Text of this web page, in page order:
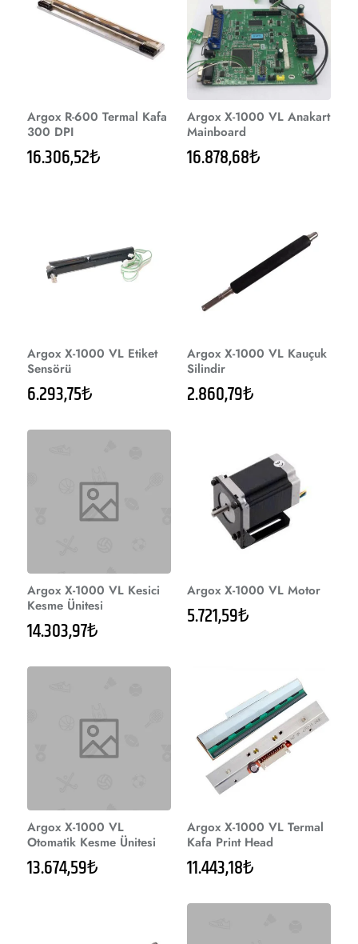
Argox R-600 Termal Kafa
300 DPI
16.306,52₺
Argox X-1000 VL Anakart
Mainboard
16.878,68₺
Argox X-1000 VL Etiket
Sensörü
6.293,75₺
Argox X-1000 VL Kauçuk
Silindir
2.860,79₺
Argox X-1000 VL Kesici
Kesme Ünitesi
14.303,97₺
Argox X-1000 VL Motor
5.721,59₺
Argox X-1000 VL
Otomatik Kesme Ünitesi
13.674,59₺
Argox X-1000 VL Termal
Kafa Print Head
11.443,18₺